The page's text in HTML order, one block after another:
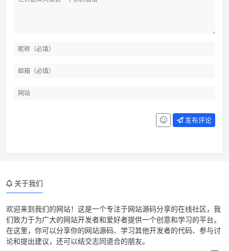
发布评论
源码简介
源码截图
源码安装
关于我们
欢迎来到我们的网站！这是一个专注于网站源码分享的在线社区，我
们致力于为广大的网站开发者和爱好者提供一个创意和学习的平台。
在这里，你可以分享你的网站源码、学习其他开发者的代码、参与讨
论和提出建议，还可以结交志同道合的朋友。